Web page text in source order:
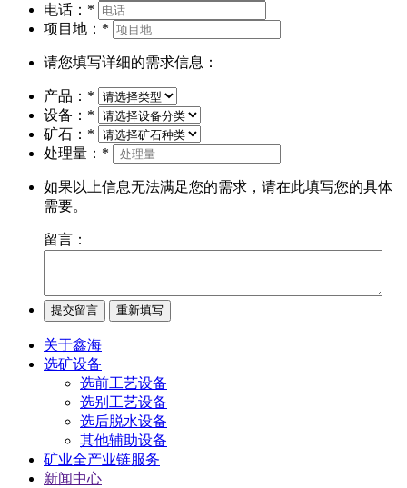
电话： *
项目地： *
请您填写详细的需求信息：
产品： *
设备： *
矿石： *
处理量： *
如果以上信息无法满足您的需求，请在此填写您的具体
需要。
留言：
关于鑫海
选矿设备
选前工艺设备
选别工艺设备
选后脱水设备
其他辅助设备
矿业全产业链服务
新闻中心